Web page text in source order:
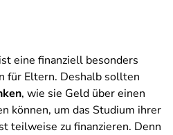
eine finanziell besonders
für Eltern. Deshalb sollten
, wie sie Geld über einen
können, um das Studium ihrer
teilweise zu finanzieren. Denn